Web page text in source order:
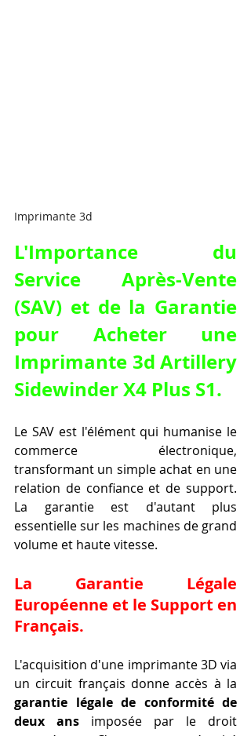
Imprimante 3d
L'Importance du
Service Après-Vente
(SAV) et de la Garantie
pour Acheter une
Imprimante 3d Artillery
Sidewinder X4 Plus S1.
Le SAV est l'élément qui humanise le
commerce électronique,
transformant un simple achat en une
relation de confiance et de support.
La garantie est d'autant plus
essentielle sur les machines de grand
volume et haute vitesse.
La Garantie Légale
Européenne et le Support en
Français.
L'acquisition d'une imprimante 3D via
garantie légale de conformité de
deux ans imposée par le droit